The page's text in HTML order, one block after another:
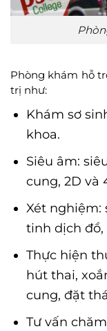
Phòng khám hỗ
trị như:
Khám sơ
khoa.
Siêu âm:
cung, 2D và
Xét nghiệm:
tinh dịch
Thực hiện
hút thai,
cung, đặt
Tư vấn